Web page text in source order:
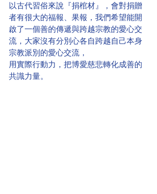
以古代習俗來說『捐棺材』，會對捐贈
者有很大的福報、果報，我們希望能開
啟了一個善的傳遞與跨越宗教的愛心交
流，大家沒有分別心各自跨越自己本身
宗教派別的愛心交流，
用實際行動力，把博愛慈悲轉化成善的
共識力量。